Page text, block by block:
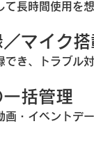
長時間使用を
／マイク搭
き、トラブル
一括管理
・イベントデ